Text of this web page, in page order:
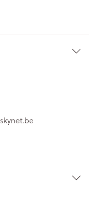
skynet.be